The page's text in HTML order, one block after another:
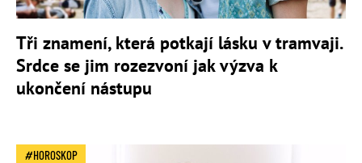
Tři znamení, která potkají lásku v tramvaji.
Srdce se jim rozezvoní jak výzva k
ukončení nástupu
HOROSKOP